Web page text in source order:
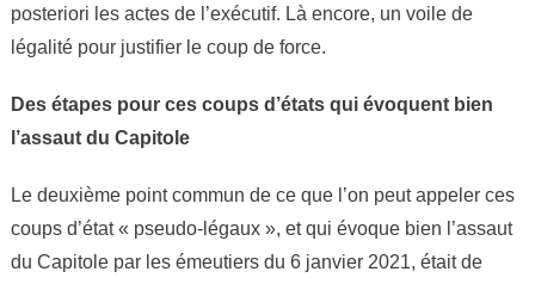
posteriori les actes de l’exécutif. Là encore, un voile de
légalité pour justifier le coup de force.
Des étapes pour ces coups d’états qui évoquent bien
l’assaut du Capitole
Le deuxième point commun de ce que l’on peut appeler ces
coups d’état « pseudo-légaux », et qui évoque bien l’assaut
du Capitole par les émeutiers du 6 janvier 2021, était de